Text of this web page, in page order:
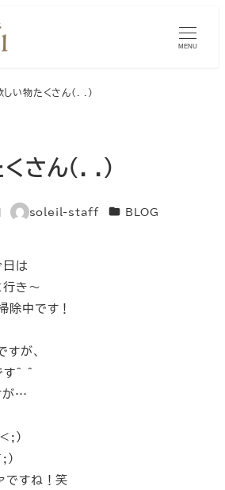
MENU
しい物たくさん(._.)
くさん(._.)
著
soleil-staff カテゴリー
BLOG
日は
行き～
除中です！
が、
す^ ^
が…
;)
ですね！笑